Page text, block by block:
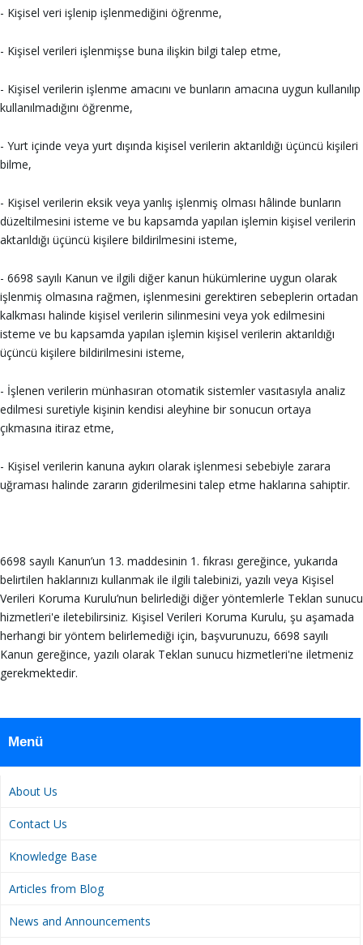
- Kişisel veri işlenip işlenmediğini öğrenme,
- Kişisel verileri işlenmişse buna ilişkin bilgi talep etme,
- Kişisel verilerin işlenme amacını ve bunların amacına uygun kullanılıp
kullanılmadığını öğrenme,
- Yurt içinde veya yurt dışında kişisel verilerin aktarıldığı üçüncü kişileri
bilme,
- Kişisel verilerin eksik veya yanlış işlenmiş olması hâlinde bunların
düzeltilmesini isteme ve bu kapsamda yapılan işlemin kişisel verilerin
aktarıldığı üçüncü kişilere bildirilmesini isteme,
- 6698 sayılı Kanun ve ilgili diğer kanun hükümlerine uygun olarak
işlenmiş olmasına rağmen, işlenmesini gerektiren sebeplerin ortadan
kalkması halinde kişisel verilerin silinmesini veya yok edilmesini
isteme ve bu kapsamda yapılan işlemin kişisel verilerin aktarıldığı
üçüncü kişilere bildirilmesini isteme,
- İşlenen verilerin münhasıran otomatik sistemler vasıtasıyla analiz
edilmesi suretiyle kişinin kendisi aleyhine bir sonucun ortaya
çıkmasına itiraz etme,
- Kişisel verilerin kanuna aykırı olarak işlenmesi sebebiyle zarara
uğraması halinde zararın giderilmesini talep etme haklarına sahiptir.
6698 sayılı Kanun’un 13. maddesinin 1. fıkrası gereğince, yukarıda
belirtilen haklarınızı kullanmak ile ilgili talebinizi, yazılı veya Kişisel
Verileri Koruma Kurulu’nun belirlediği diğer yöntemlerle Teklan sunucu
hizmetleri'e iletebilirsiniz. Kişisel Verileri Koruma Kurulu, şu aşamada
herhangi bir yöntem belirlemediği için, başvurunuzu, 6698 sayılı
Kanun gereğince, yazılı olarak Teklan sunucu hizmetleri'ne iletmeniz
gerekmektedir.
Menü
About Us
Contact Us
Knowledge Base
Articles from Blog
News and Announcements